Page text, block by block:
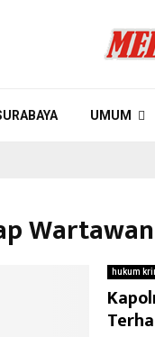
UMUM
Wartawan
hukum